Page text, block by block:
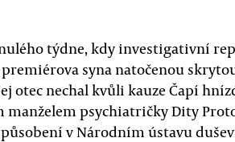
týdne, kdy investigativní
syna natočenou
otec nechal kvůli kauze Čapí
manželem psychiatričky Dity
v Národním ústavu